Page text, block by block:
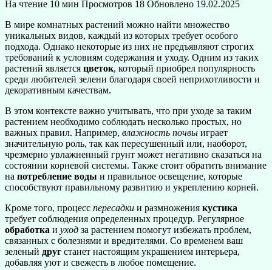
На чтение 10 мин Просмотров 18 Обновлено 19.02.2025
В мире комнатных растений можно найти множество
уникальных видов, каждый из которых требует особого
подхода. Однако некоторые из них не предъявляют строгих
требований к условиям содержания и уходу. Одним из таких
растений является цветок, который приобрел популярность
среди любителей зелени благодаря своей неприхотливости и
декоративным качествам.
В этом контексте важно учитывать, что при уходе за таким
растением необходимо соблюдать несколько простых, но
важных правил. Например, влажность почвы играет
значительную роль, так как пересушенный или, наоборот,
чрезмерно увлажненный грунт может негативно сказаться на
состоянии корневой системы. Также стоит обратить внимание
на потребление воды и правильное освещение, которые
способствуют правильному развитию и укреплению корней.
Кроме того, процесс пересадки и размножения кустика
требует соблюдения определенных процедур. Регулярное
обработка и уход за растением помогут избежать проблем,
связанных с болезнями и вредителями. Со временем ваш
зеленый друг станет настоящим украшением интерьера,
добавляя уют и свежесть в любое помещение.